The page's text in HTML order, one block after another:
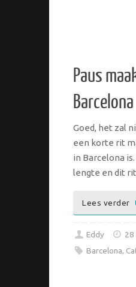
Paus
Barcelona
Goed, het zal
een korte rit
in Barcelona
lengte en dit
Lees verder
Eddy 28
Barcelona,